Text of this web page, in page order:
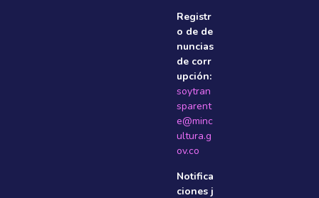
Registr
o de de
nuncias
de corr
upción:
soytran
sparent
e@minc
ultura.g
ov.co
Notifica
ciones j